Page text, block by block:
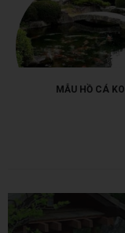
MẪU HỒ CÁ KOI